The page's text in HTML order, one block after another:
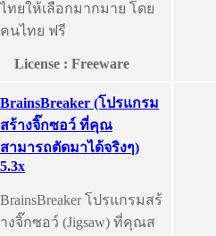
ไทยให้เลือกมากมาย โดย
คนไทย ฟรี
License : Freeware
BrainsBreaker (โปรแกรม
สร้างจิ๊กซอว์ ที่คุณ
สามารถตัดมาได้จริงๆ)
5.3x
BrainsBreaker โปรแกรมสร้
างจิ๊กซอว์ (Jigsaw) ที่คุณส